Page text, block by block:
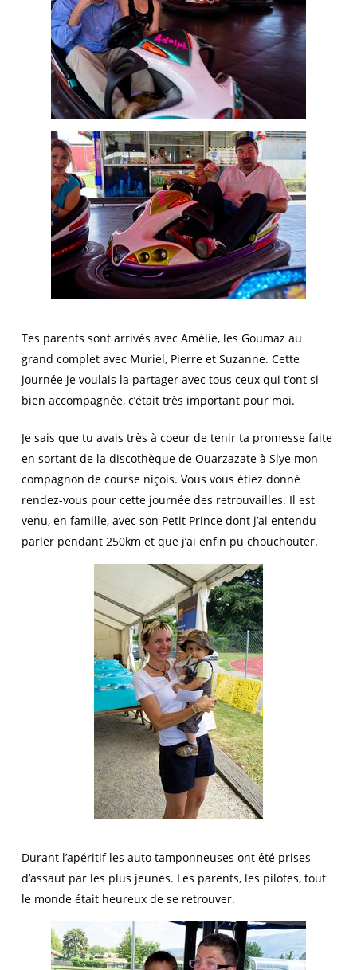
Tes parents sont arrivés avec Amélie, les Goumaz au
grand complet avec Muriel, Pierre et Suzanne. Cette
journée je voulais la partager avec tous ceux qui t’ont si
bien accompagnée, c’était très important pour moi.
Je sais que tu avais très à coeur de tenir ta promesse faite
en sortant de la discothèque de Ouarzazate à Slye mon
compagnon de course niçois. Vous vous étiez donné
rendez-vous pour cette journée des retrouvailles. Il est
venu, en famille, avec son Petit Prince dont j’ai entendu
parler pendant 250km et que j’ai enfin pu chouchouter.
Durant l’apéritif les auto tamponneuses ont été prises
d’assaut par les plus jeunes. Les parents, les pilotes, tout
le monde était heureux de se retrouver.